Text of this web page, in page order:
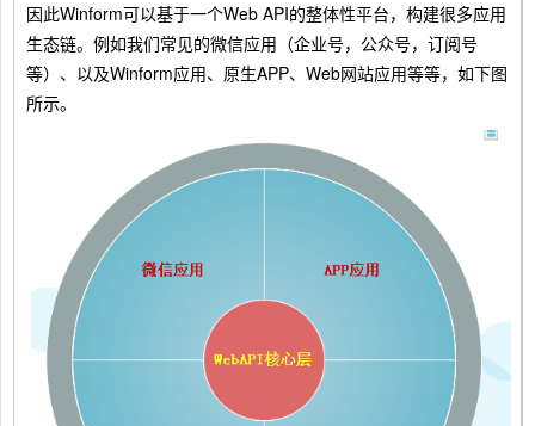
因此Winform可以基于一个Web API的整体性平台，构建很多应用
生态链。例如我们常见的微信应用（企业号，公众号，订阅号
等）、以及Winform应用、原生APP、Web网站应用等等，如下图
所示。